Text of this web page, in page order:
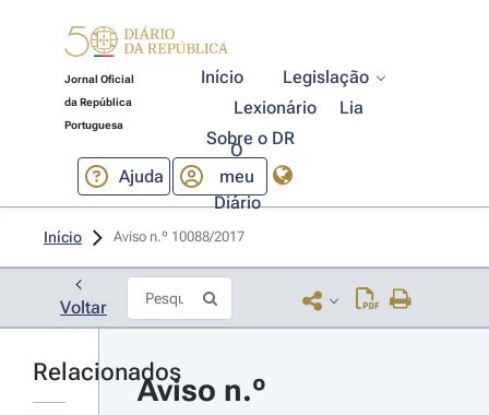
Jornal Oficial
da República
Portuguesa
Início
Legislação
Lexionário
Lia
Sobre o DR
Ajuda
O
meu
Diário
Início Aviso n.º 10088/2017
Voltar
Relacionados
Aviso n.º